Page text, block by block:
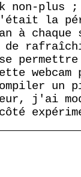
non-plus
c'était la
à
de
j'ai